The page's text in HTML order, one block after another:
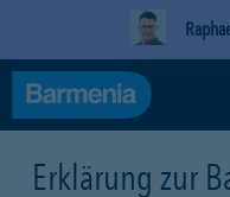
Erklärung zur